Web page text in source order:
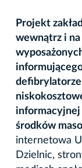
Projekt
wewnątrz i
środków
internetowa
Dzielnic,